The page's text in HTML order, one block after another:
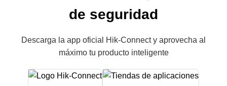
de seguridad
Descarga la app oficial Hik-Connect y aprovecha al
máximo tu producto inteligente